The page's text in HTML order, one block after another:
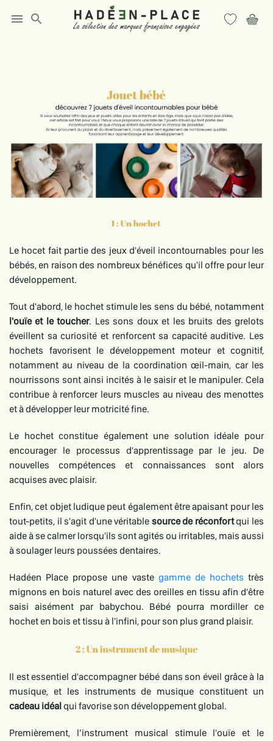
menu search
Le hocet fait partie des jeux d'éveil incontournables pour les
bébés, en raison des nombreux bénéfices qu'il offre pour leur
développement.
Tout d'abord, le hochet stimule les sens du bébé, notamment
l'ouïe et le toucher. Les sons doux et les bruits des grelots
éveillent sa curiosité et renforcent sa capacité auditive. Les
hochets favorisent le développement moteur et cognitif,
notamment au niveau de la coordination œil-main, car les
nourrissons sont ainsi incités à le saisir et le manipuler. Cela
contribue à renforcer leurs muscles au niveau des menottes
et à développer leur motricité fine.
Le hochet constitue également une solution idéale pour
encourager le processus d'apprentissage par le jeu. De
nouvelles compétences et connaissances sont alors
acquises avec plaisir.
Enfin, cet objet ludique peut également être apaisant pour les
tout-petits, il s'agit d'une véritable source de réconfortqui les
aide à se calmer lorsqu'ils sont agités ou irritables, mais aussi
à soulager leurs poussées dentaires.
Hadéen Place propose une vaste gamme de hochets très
mignons en bois naturel avec des oreilles en tissu afin d'être
saisi aisément par babychou. Bébé pourra mordiller ce
hochet en bois et tissu à l'infini, pour son plus grand plaisir.
Il est essentiel d'accompagner bébé dans son éveil grâce à la
musique, et les instruments de musique constituent un
cadeau idéalqui favorise son développement global.
Premièrement, l’instrument musical stimule l'ouïe et le